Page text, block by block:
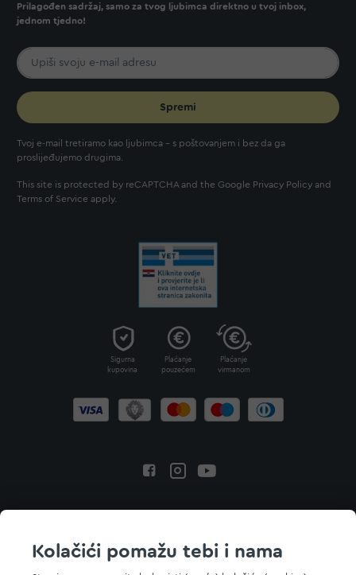
Kolačići pomažu tebi i nama
Prilagođen sadržaj, samo za tvog ljubimca direktno u tvoj inbox,
jednom tjedno!
Spremi
Tvoj e-mail tretiramo kao ljubimca - s poštovanjem i bez da ga
proslijeđujemo drugima.
This site is protected by reCAPTCHA and the Google Privacy Policy and
Terms of Service apply.
Sigurna
kupovina
Plaćanje
pouzećem
Plaćanje
virmanom